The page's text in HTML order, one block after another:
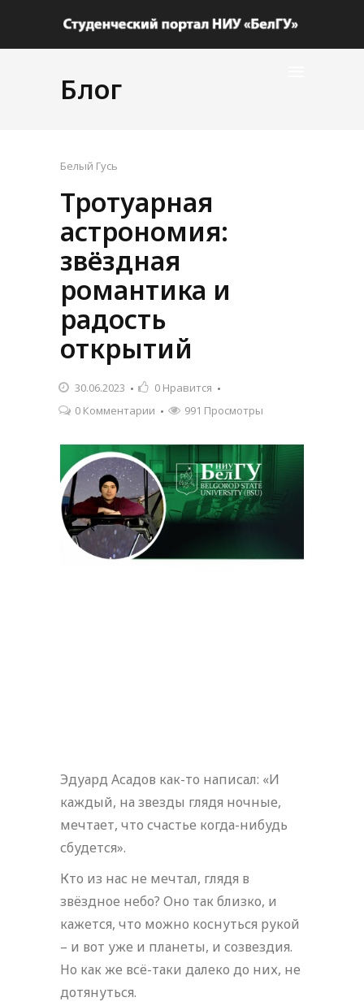
Блог
Белый Гусь
Тротуарная
астрономия:
звёздная
романтика и
радость
открытий
30.06.2023 0 Нравится
0 Комментарии
991 Просмотры
Эдуард Асадов как-то написал: «И
каждый, на звезды глядя ночные,
мечтает, что счастье когда-нибудь
сбудется».
Кто из нас не мечтал, глядя в
звёздное небо? Оно так близко, и
кажется, что можно коснуться рукой
– и вот уже и планеты, и созвездия.
Но как же всё-таки далеко до них, не
дотянуться.